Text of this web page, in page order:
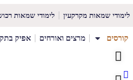
לימודי שמאות מקרקעין לימודי שמאות
קורסים מרצים ואורחים אפיק